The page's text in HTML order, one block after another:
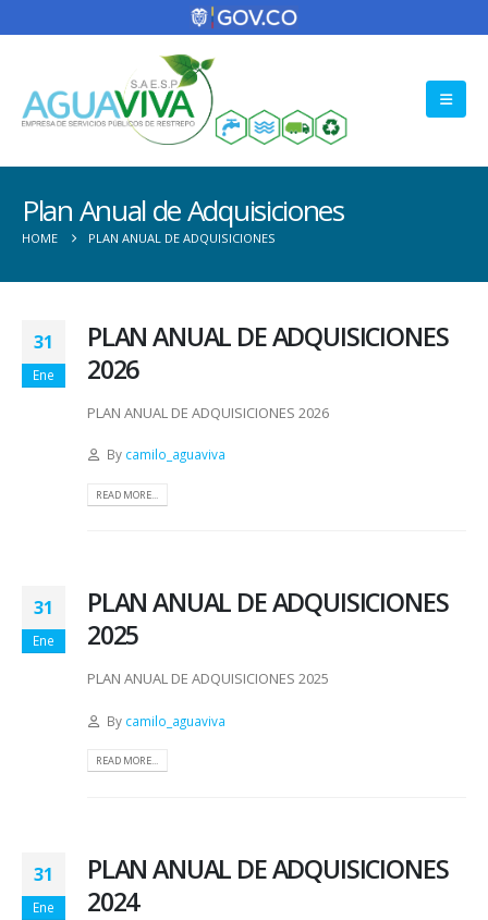
Plan Anual de Adquisiciones
HOME PLAN ANUAL DE ADQUISICIONES
31
Ene
PLAN ANUAL DE ADQUISICIONES
2026
PLAN ANUAL DE ADQUISICIONES 2026
By camilo_aguaviva
READ MORE...
31
Ene
PLAN ANUAL DE ADQUISICIONES
2025
PLAN ANUAL DE ADQUISICIONES 2025
By camilo_aguaviva
READ MORE...
31
Ene
PLAN ANUAL DE ADQUISICIONES
2024